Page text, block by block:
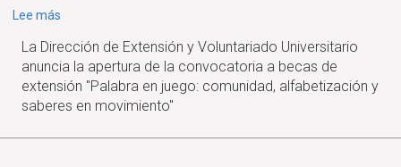
Lee más
ABIERTA
A
BECAS
DE
EXTENSION
La Dirección de Extensión y Voluntariado Universitario
anuncia la apertura de la convocatoria a becas de
extensión "Palabra en juego: comunidad, alfabetización y
saberes en movimiento"